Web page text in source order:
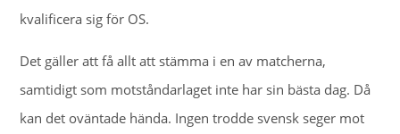
kvalificera sig för OS.
Det gäller att få allt att stämma i en av matcherna,
samtidigt som motståndarlaget inte har sin bästa dag. Då
kan det oväntade hända. Ingen trodde svensk seger mot